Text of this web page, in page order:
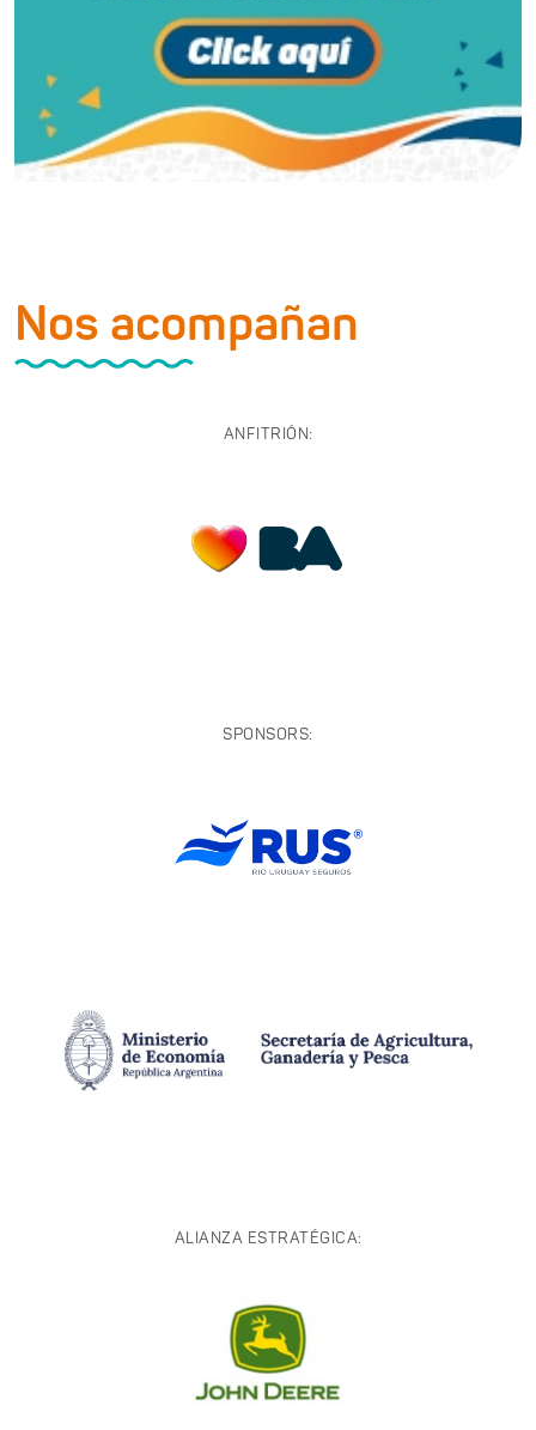
Nos acompañan
ANFITRIÓN:
SPONSORS:
ALIANZA ESTRATÉGICA: